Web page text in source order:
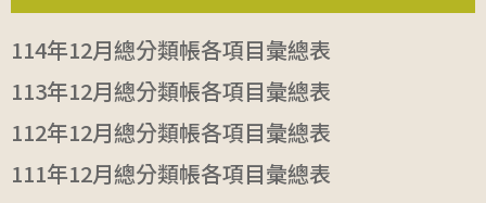
114年12月總分類帳各項目彙總表
113年12月總分類帳各項目彙總表
112年12月總分類帳各項目彙總表
111年12月總分類帳各項目彙總表